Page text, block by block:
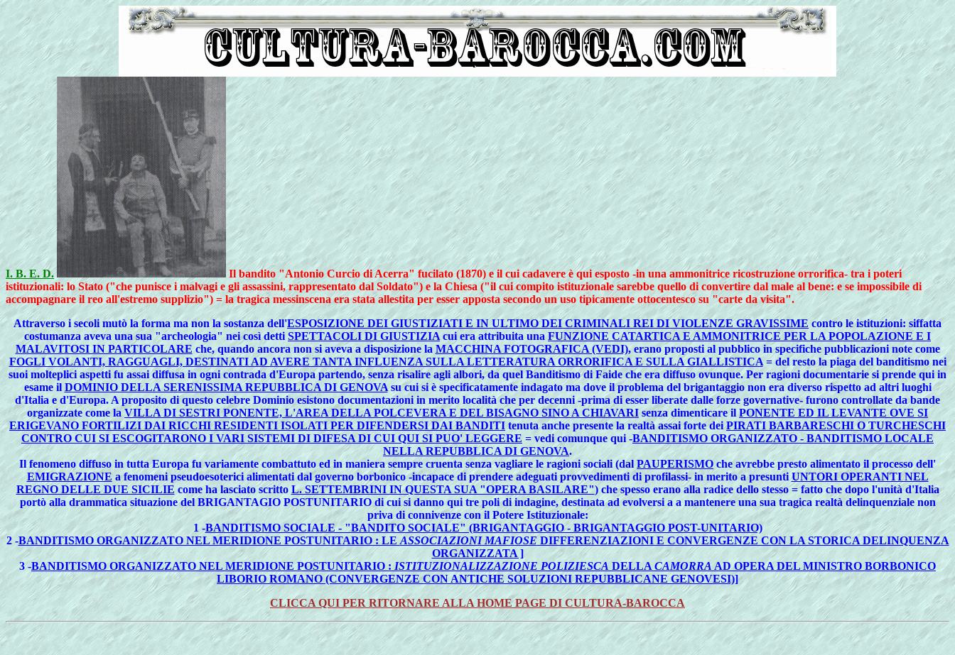
I. B. E. D.
Il bandito "Antonio Curcio di Acerra" fucilato (1870) e il cui cadavere è qui esposto -in una ammonitrice ricostruzione orrorifica- tra i poteri
istituzionali: lo Stato ("che punisce i malvagi e gli assassini, rappresentato dal Soldato") e la Chiesa ("il cui compito istituzionale sarebbe quello di convertire dal male al bene: e se impossibile di
accompagnare il reo all'estremo supplizio") = la tragica messinscena era stata allestita per esser apposta secondo un uso tipicamente ottocentesco su "carte da visita".
Attraverso i secoli mutò la forma ma non la sostanza dell'ESPOSIZIONE DEI GIUSTIZIATI E IN ULTIMO DEI CRIMINALI REI DI VIOLENZE GRAVISSIMEcontro le istituzioni: siffatta
costumanza aveva una sua "archeologia" nei così detti SPETTACOLI DI GIUSTIZIAcui era attribuita unaFUNZIONE CATARTICA E AMMONITRICE PER LA POPOLAZIONE E I
MALAVITOSI IN PARTICOLAREche, quando ancora non si aveva a disposizione la MACCHINA FOTOGRAFICA (VEDI), erano proposti al pubblico in specifiche pubblicazioni note come
FOGLI VOLANTI, RAGGUAGLI, DESTINATI AD AVERE TANTA INFLUENZA SULLA LETTERATURA ORRORIFICA E SULLA GIALLISTICA= del resto la piaga del banditismo nei
suoi molteplici aspetti fu assai diffusa in ogni contrada d'Europa partendo, senza risalire agli albori, da quel Banditismo di Faide che era diffuso ovunque. Per ragioni documentarie si prende qui in
esame il DOMINIO DELLA SERENISSIMA REPUBBLICA DI GENOVAsu cui si è specificatamente indagato ma dove il problema del brigantaggio non era diverso rispetto ad altri luoghi
d'Italia e d'Europa. A proposito di questo celebre Dominio esistono documentazioni in merito località che per decenni -prima di esser liberate dalle forze governative- furono controllate da bande
organizzate come laVILLA DI SESTRI PONENTE, L'AREA DELLA POLCEVERA E DEL BISAGNO SINO A CHIAVARIsenza dimenticare ilPONENTE ED IL LEVANTE OVE SI
ERIGEVANO FORTILIZI DAI RICCHI RESIDENTI ISOLATI PER DIFENDERSI DAI BANDITI tenuta anche presente la realtà assai forte deiPIRATI BARBARESCHI O TURCHESCHI
CONTRO CUI SI ESCOGITARONO I VARI SISTEMI DI DIFESA DI CUI QUI SI PUO' LEGGERE = vedi comunque qui -BANDITISMO ORGANIZZATO - BANDITISMO LOCALE
NELLA REPUBBLICA DI GENOVA.
Il fenomeno diffuso in tutta Europa fu variamente combattuto ed in maniera sempre cruenta senza vagliare le ragioni sociali (dal PAUPERISMO che avrebbe presto alimentato il processo dell'
EMIGRAZIONEa fenomeni pseudoesoterici alimentati dal governo borbonico -incapace di prendere adeguati provvedimenti di profilassi- in merito a presuntiUNTORI OPERANTI NEL
REGNO DELLE DUE SICILIE come ha lasciato scrittoL. SETTEMBRINI IN QUESTA SUA "OPERA BASILARE") che spesso erano alla radice dello stesso = fatto che dopo l'unità d'Italia
portò alla drammatica situazione del BRIGANTAGIO POSTUNITARIO di cui si danno qui tre poli di indagine, destinata ad evolversi a a mantenere una sua tragica realtà delinquenziale non
priva di connivenze con il Potere Istituzionale:
1 -BANDITISMO SOCIALE - "BANDITO SOCIALE" (BRIGANTAGGIO - BRIGANTAGGIO POST-UNITARIO)
2 -BANDITISMO ORGANIZZATO NEL MERIDIONE POSTUNITARIO : LE ASSOCIAZIONI MAFIOSEDIFFERENZIAZIONI E CONVERGENZE CON LA STORICA DELINQUENZA
ORGANIZZATA ]
3 -BANDITISMO ORGANIZZATO NEL MERIDIONE POSTUNITARIO : ISTITUZIONALIZZAZIONE POLIZIESCA DELLA CAMORRA AD OPERA DEL MINISTRO BORBONICO
LIBORIO ROMANO (CONVERGENZE CON ANTICHE SOLUZIONI REPUBBLICANE GENOVESI)]
CLICCA QUI PER RITORNARE ALLA HOME PAGE DI CULTURA-BAROCCA